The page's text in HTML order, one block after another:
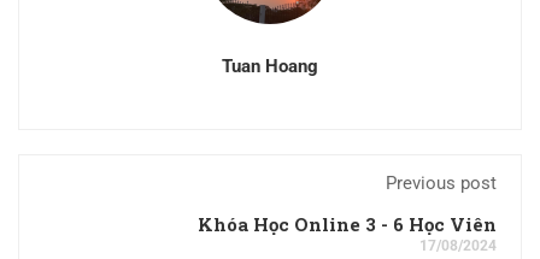
Tuan Hoang
Previous post
Khóa Học Online 3 - 6 Học Viên
17/08/2024